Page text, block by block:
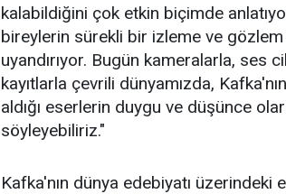
kalabildiğini çok etkin biçimde
bireylerin sürekli bir izleme ve
uyandırıyor. Bugün kameralarla, ses
kayıtlarla çevrili dünyamızda,
aldığı eserlerin duygu ve düşünce
söyleyebiliriz."
Kafka'nın dünya edebiyatı üzerindeki